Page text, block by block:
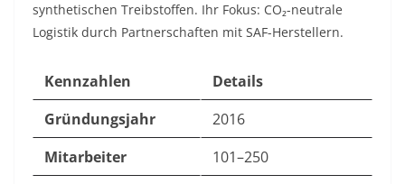
synthetischen Treibstoffen. Ihr Fokus: CO₂-neutrale
Logistik durch Partnerschaften mit SAF-Herstellern.
Kennzahlen
Details
Gründungsjahr
2016
Mitarbeiter
101–250